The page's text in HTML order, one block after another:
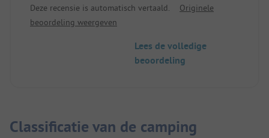
voor jou. Hier vul je nog het aantal croissants voor
de volgende dag in op een lijst bij de receptie. Wij
noordelijker gelegen toeristische gebieden.
Maar let op: afhankelijk van de toegewezen ruimte
Deze recensie is automatisch vertaald.
Originele
beoordeling weergeven
Lees de volledige
beoordeling
Classificatie van de camping